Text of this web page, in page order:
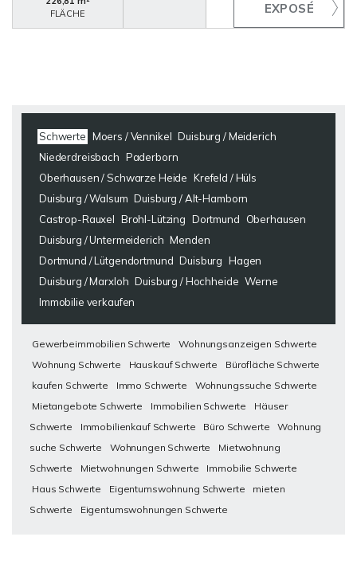
FLÄCHE
Schwerte Moers / Vennikel Duisburg / Meiderich
Niederdreisbach Paderborn
Oberhausen / Schwarze Heide Krefeld / Hüls
Duisburg / Walsum Duisburg / Alt-Hamborn
Castrop-Rauxel Brohl-Lützing Dortmund
Oberhausen
Duisburg / Untermeiderich Menden
Dortmund / Lütgendortmund Duisburg Hagen
Duisburg / Marxloh Duisburg / Hochheide Werne
Immobilie verkaufen
Gewerbeimmobilien Schwerte
Wohnungsanzeigen Schwerte
Wohnung Schwerte
Hauskauf Schwerte
Bürofläche Schwerte
kaufen Schwerte
Immo Schwerte
Wohnungssuche Schwerte
Mietangebote Schwerte
Immobilien Schwerte
Häuser
Schwerte
Immobilienkauf Schwerte Büro Schwerte
Wohnung
suche Schwerte
Wohnungen Schwerte
Mietwohnung
Schwerte
Mietwohnungen Schwerte
Immobilie Schwerte
Haus Schwerte
Eigentumswohnung Schwerte
mieten
Schwerte
Eigentumswohnungen Schwerte